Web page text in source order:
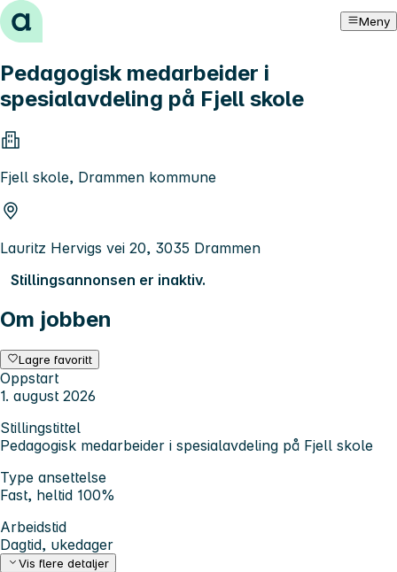
Hopp til innhold Meny
Pedagogisk medarbeider i
spesialavdeling på Fjell skole
Fjell skole, Drammen kommune
Lauritz Hervigs vei 20, 3035 Drammen
Stillingsannonsen er inaktiv.
Om jobben
Lagre favoritt
Oppstart
1. august 2026
Stillingstittel
Pedagogisk medarbeider i spesialavdeling på Fjell skole
Type ansettelse
Fast, heltid 100%
Arbeidstid
Dagtid, ukedager
Vis flere detaljer